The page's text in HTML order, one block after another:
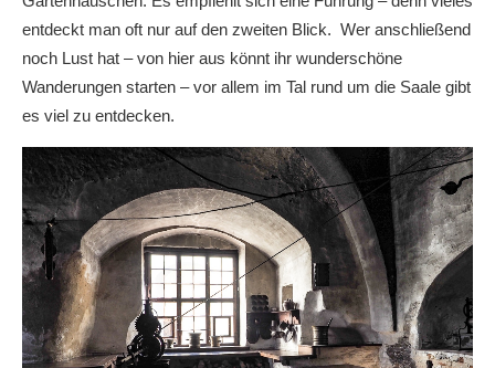
entdeckt man oft nur auf den zweiten Blick. Wer anschließend
noch Lust hat – von hier aus könnt ihr wunderschöne
Wanderungen starten – vor allem im Tal rund um die Saale gibt
es viel zu entdecken.